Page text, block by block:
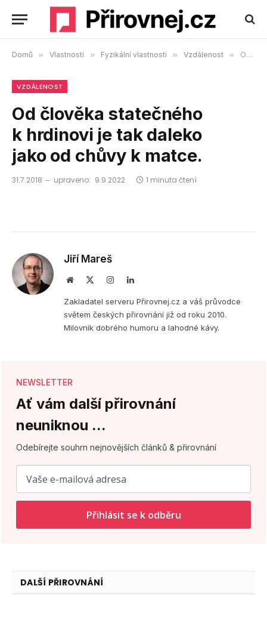
Domů » Vlastnosti » Fyzikální vlastnosti » Vzdálenost » Od člověka statečného k hrdinovi je tak daleko jako od chůvy k matce.
VZDÁLENOST
Od člověka statečného
k hrdinovi je tak daleko
jako od chůvy k matce.
31.7.2018 upraveno: 9.9.2022 1 minuta čtení
Jiří Mareš
Webová
InstagramLinkedIn
Zakladatel serveru Přirovnej.cz a váš průvodce
světem českých přirovnání již od roku 2010.
Milovník dobrého humoru a lahodné kávy.
NEWSLETTER
Ať vám další přirovnání
neuniknou ...
Odebírejte souhrn nejnovějších článků & přirovnání
Přihlásit se k odběru
DALŠÍ PŘIROVNÁNÍ